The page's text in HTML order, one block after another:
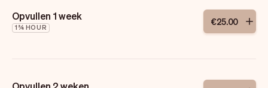
Opvullen 1 week
1¾ HOUR
€25.00